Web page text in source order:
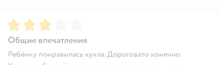
Рейтинг:3
Общие впечатления
Ребëнку понравилась кукла. Дороговато конечно.